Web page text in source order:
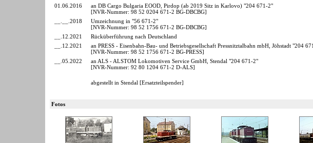
01.06.2016
an DB Cargo Bulgaria EOOD, Pirdop (ab 2019 Sitz in Karlovo) "204 671-2"
[NVR-Nummer: 98 52 0204 671-2 BG-DBCBG]
__.__.2018
Umzeichnung in "56 671-2"
[NVR-Nummer: 98 52 1756 671-2 BG-DBCBG]
__.12.2021
Rücküberführung nach Deutschland
__.12.2021
an PRESS - Eisenbahn-Bau- und Betriebsgesellschaft Pressnitztalbahn mbH, Jöhstadt "204
[NVR-Nummer: 98 52 1756 671-2 BG-PRESS]
__.05.2022
an ALS - ALSTOM Lokomotiven Service GmbH, Stendal "204 671-2"
[NVR-Nummer: 92 80 1204 671-2 D-ALS]
abgestellt in Stendal [Ersatzteilspender]
Fotos